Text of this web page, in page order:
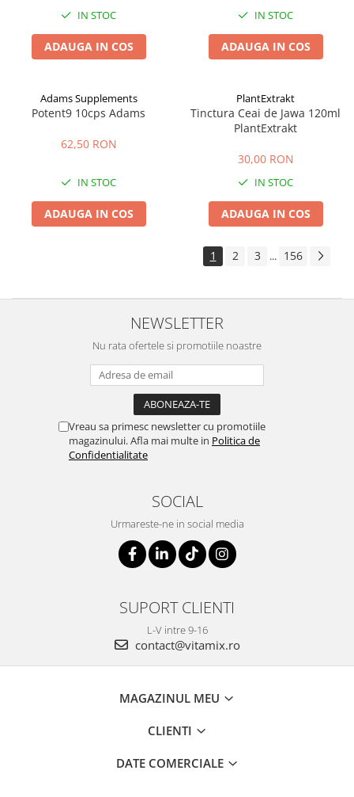
IN STOC
ADAUGA IN COS
IN STOC
ADAUGA IN COS
Adams Supplements
Potent9 10cps Adams
62,50 RON
IN STOC
ADAUGA IN COS
PlantExtrakt
Tinctura Ceai de Jawa 120ml
PlantExtrakt
30,00 RON
IN STOC
ADAUGA IN COS
1 2 3 ... 156
NEWSLETTER
Nu rata ofertele si promotiile noastre
Vreau sa primesc newsletter cu promotiile
magazinului. Afla mai multe in Politica de
Confidentialitate
SOCIAL
Urmareste-ne in social media
SUPORT CLIENTI
L-V intre 9-16
contact@vitamix.ro
MAGAZINUL MEU
CLIENTI
DATE COMERCIALE